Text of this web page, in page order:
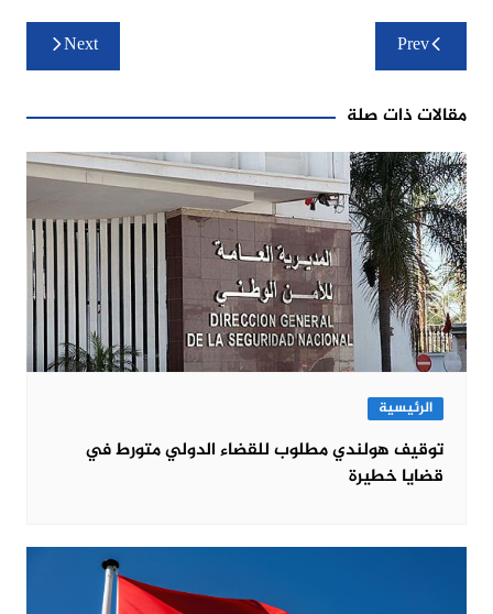
تصفّح
المقالاتPrev
Next
مقالات ذات صلة
الرئيسية
توقيف هولندي مطلوب للقضاء الدولي متورط في
قضايا خطيرة